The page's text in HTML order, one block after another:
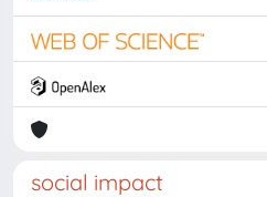
social impact